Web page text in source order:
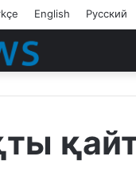
English Русский